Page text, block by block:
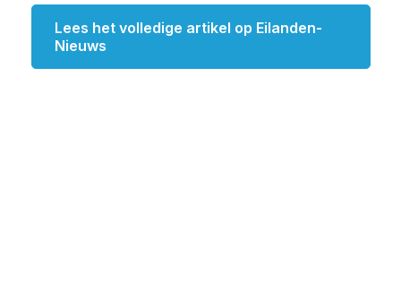
Lees het volledige artikel op Eilanden-
Nieuws